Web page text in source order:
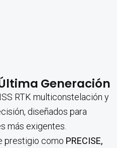
Generación
RTK multiconstelación y
diseñados para
más exigentes.
prestigio como PRECISE,